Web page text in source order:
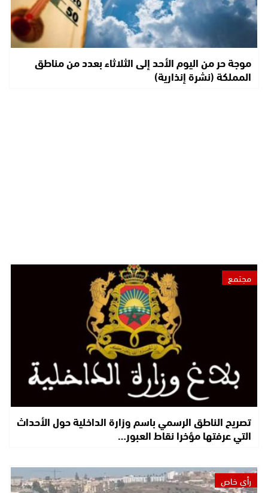
موجة حر من اليوم الأحد إلى الثلاثاء بعدد من مناطق
المملكة (نشرة إنذارية)
مجتمع
تصريح الناطق الرسمي باسم وزارة الداخلية حول الأحداث
التي عرفتها مؤخرا نقاط العبور…
رأي خاص